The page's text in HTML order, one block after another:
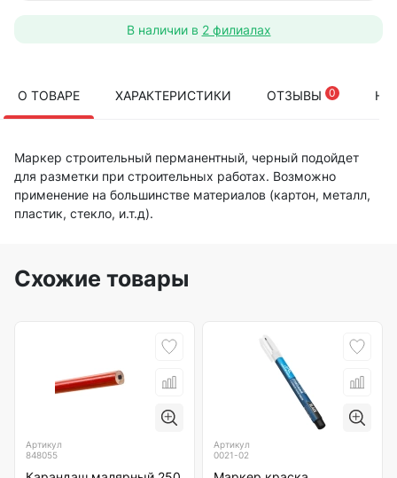
В наличии в 2 филиалах
О ТОВАРЕ ХАРАКТЕРИСТИКИ ОТЗЫВЫ 0
Маркер строительный перманентный, черный подойдет
для разметки при строительных работах. Возможно
применение на большинстве материалов (картон, металл,
пластик, стекло, и.т.д).
Схожие товары
Артикул
848055
Артикул
0021-02